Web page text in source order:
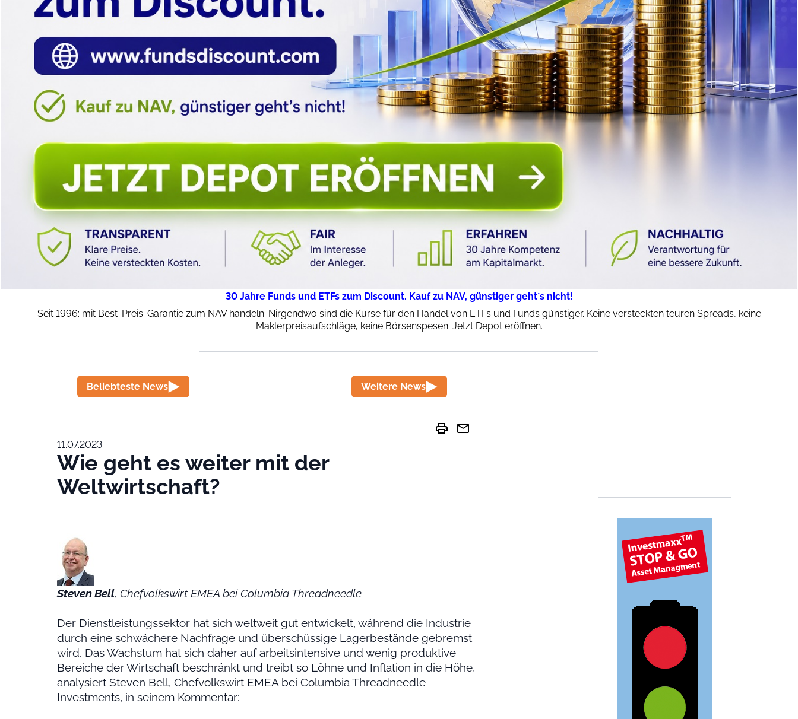
30 Jahre Funds und ETFs zum Discount. Kauf zu NAV, günstiger geht´s nicht!
Seit 1996: mit Best-Preis-Garantie zum NAV handeln: Nirgendwo sind die Kurse für den Handel von ETFs und Funds günstiger. Keine versteckten teuren Spreads, keine
Maklerpreisaufschläge, keine Börsenspesen. Jetzt Depot eröffnen.
Beliebteste News Weitere News
print mail
11.07.2023
Wie geht es weiter mit der
Weltwirtschaft?
Steven Bell, Chefvolkswirt EMEA bei Columbia Threadneedle
Der Dienstleistungssektor hat sich weltweit gut entwickelt, während die Industrie
durch eine schwächere Nachfrage und überschüssige Lagerbestände gebremst
wird. Das Wachstum hat sich daher auf arbeitsintensive und wenig produktive
Bereiche der Wirtschaft beschränkt und treibt so Löhne und Inflation in die Höhe,
analysiert Steven Bell, Chefvolkswirt EMEA bei Columbia Threadneedle
Investments, in seinem Kommentar: